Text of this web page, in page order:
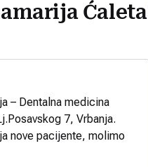
Ćaleta
– Dentalna medicina
7, Vrbanja.
nove pacijente, molimo